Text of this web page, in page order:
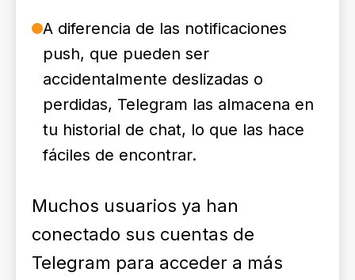
A diferencia de las notificaciones
push, que pueden ser
accidentalmente deslizadas o
perdidas, Telegram las almacena en
tu historial de chat, lo que las hace
fáciles de encontrar.
Muchos usuarios ya han
conectado sus cuentas de
Telegram para acceder a más